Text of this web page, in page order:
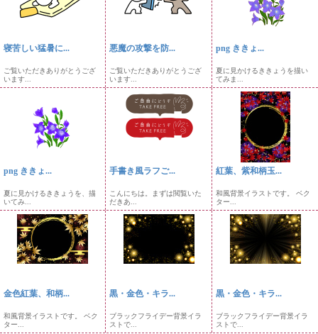
寝苦しい猛暑に...
ご覧いただきありがとうござ
います...
悪魔の攻撃を防...
ご覧いただきありがとうござ
います...
png ききょ...
夏に見かけるききょうを描い
てみま...
png ききょ...
夏に見かけるききょうを、描
いてみ...
手書き風ラフご...
こんにちは。まずは閲覧いた
だきあ...
紅葉、紫和柄玉...
和風背景イラストです。 ベク
ター...
金色紅葉、和柄...
和風背景イラストです。 ベク
ター...
黒・金色・キラ...
ブラックフライデー背景イラ
ストで...
黒・金色・キラ...
ブラックフライデー背景イラ
ストで...